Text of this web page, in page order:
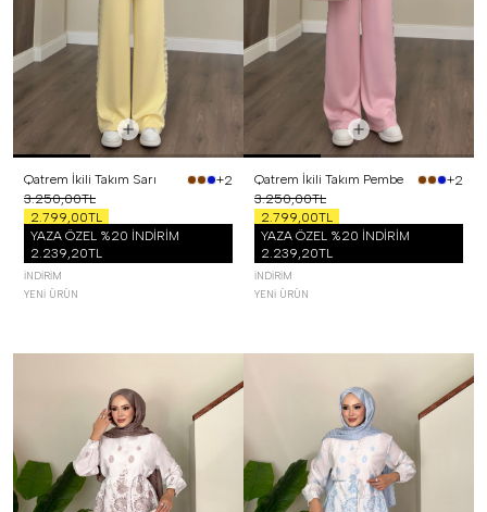
Qatrem İkili Takım Sarı
+2
3.250,00TL
2.799,00TL
YAZA ÖZEL %20 İNDİRİM
2.239,20TL
İNDIRIM
YENI ÜRÜN
Qatrem İkili Takım Pembe
+2
3.250,00TL
2.799,00TL
YAZA ÖZEL %20 İNDİRİM
2.239,20TL
İNDIRIM
YENI ÜRÜN